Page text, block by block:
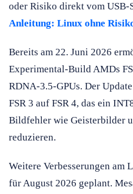
oder Risiko direkt vom USB-
Anleitung: Linux ohne
Bereits am 22. Juni 2026
Experimental-Build AMDs
RDNA-3.5-GPUs. Der
FSR 3 auf FSR 4, das ein
Bildfehler wie Geisterbilder
reduzieren.
Weitere Verbesserungen am
für August 2026 geplant.